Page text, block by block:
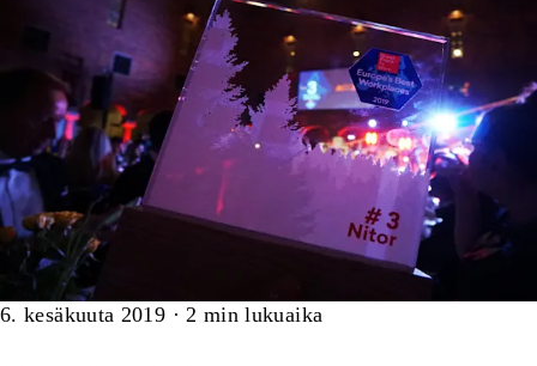
Artikkeli
6. kesäkuuta 2019 · 2 min lukuaika